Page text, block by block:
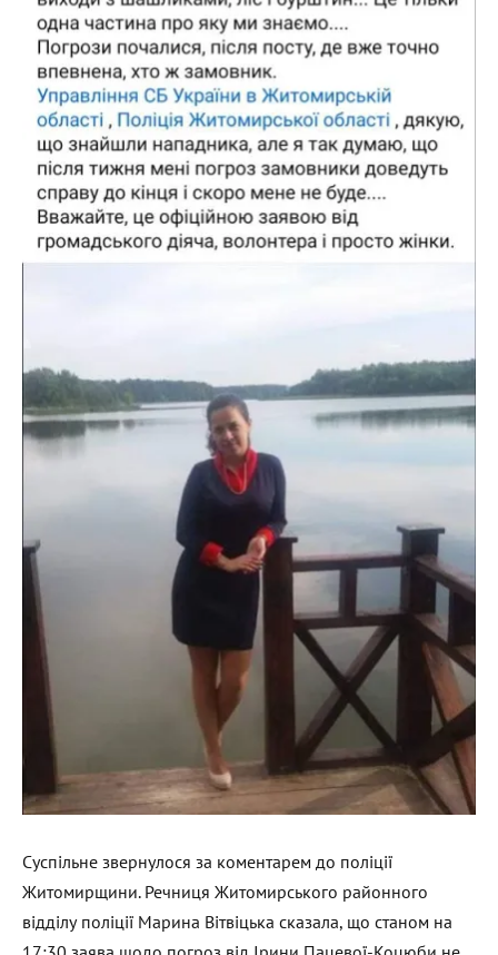
Суспільне звернулося за коментарем до поліції
Житомирщини. Речниця Житомирського районного
відділу поліції Марина Вітвіцька сказала, що станом на